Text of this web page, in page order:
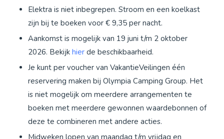
Elektra is niet inbegrepen. Stroom en een koelkast
zijn bij te boeken voor € 9,35 per nacht.
Aankomst is mogelijk van 19 juni t/m 2 oktober
2026. Bekijk hier de beschikbaarheid.
Je kunt per voucher van VakantieVeilingen één
reservering maken bij Olympia Camping Group. Het
is niet mogelijk om meerdere arrangementen te
boeken met meerdere gewonnen waardebonnen of
deze te combineren met andere acties.